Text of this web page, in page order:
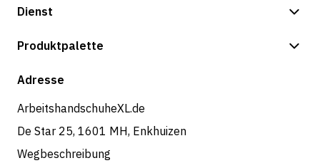
Dienst
Zahlungsmöglichkeiten
Rücksendungen und Service
Produktpalette
Shop
Adresse
ArbeitshandschuheXL.de
De Star 25, 1601 MH, Enkhuizen
Wegbeschreibung